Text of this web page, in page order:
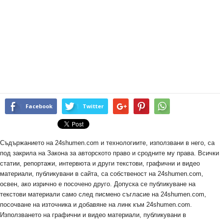
Facebook Twitter
Съдържанието на 24shumen.com и технологиите, използвани в него, са
под закрила на Закона за авторското право и сродните му права. Всички
статии, репортажи, интервюта и други текстови, графични и видео
материали, публикувани в сайта, са собственост на 24shumen.com,
освен, ако изрично е посочено друго. Допуска се публикуване на
текстови материали само след писмено съгласие на 24shumen.com,
посочване на източника и добавяне на линк към 24shumen.com.
Използването на графични и видео материали, публикувани в